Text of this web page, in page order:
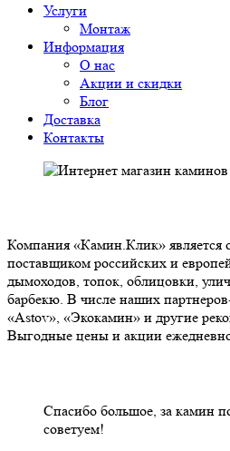
Услуги
Монтаж
Информация
О нас
Акции и скидки
Блог
Доставка
Контакты
Компания «Камин.Клик»
поставщиком российских и
дымоходов, топок, облицовки,
барбекю. В числе наших
«Astov», «Экокамин» и другие
Выгодные цены и акции
Спасибо большое, за камин
советуем!